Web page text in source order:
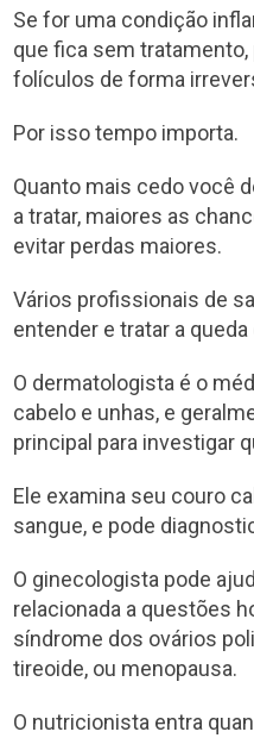
Se for uma condição
que fica sem
folículos de forma
Por isso tempo importa.
Quanto mais cedo você
a tratar, maiores as
evitar perdas maiores.
Vários profissionais de
entender e tratar a queda
O dermatologista é o
cabelo e unhas, e
principal para investigar
Ele examina seu couro
sangue, e pode
O ginecologista pode
relacionada a questões
síndrome dos ovários
tireoide, ou menopausa.
O nutricionista entra